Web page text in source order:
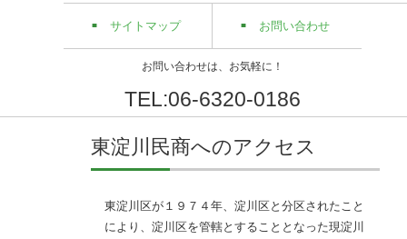
サイトマップ お問い合わせ
お問い合わせは、お気軽に！
TEL:06-6320-0186
東淀川民商へのアクセス
東淀川区が１９７４年、淀川区と分区されたこと
により、淀川区を管轄とすることとなった現淀川